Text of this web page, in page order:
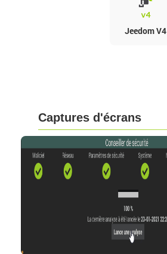
Jeedom V4
Captures d'écrans